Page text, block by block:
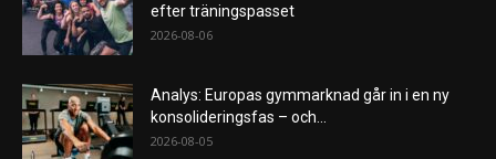
efter träningspasset
2026-08-06
Analys: Europas gymmarknad går in i en ny
konsolideringsfas – och...
2026-08-05